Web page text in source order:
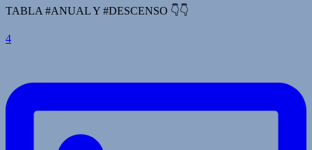
TABLA #ANUAL Y #DESCENSO 👇👇
4